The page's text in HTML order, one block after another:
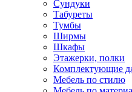
Сундуки
Табуреты
Тумбы
Ширмы
Шкафы
Этажерки, полки
Комплектующие
Мебель по стилю